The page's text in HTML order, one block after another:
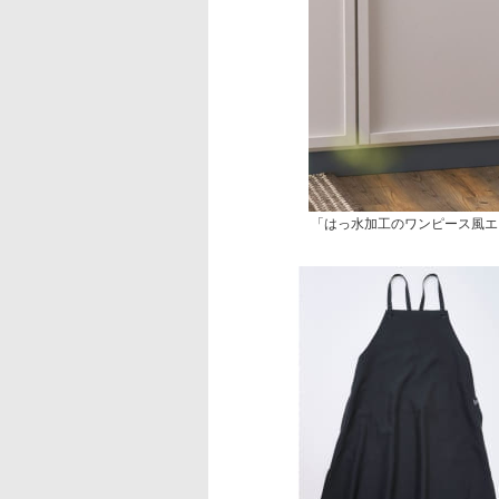
「はっ水加工のワンピース風